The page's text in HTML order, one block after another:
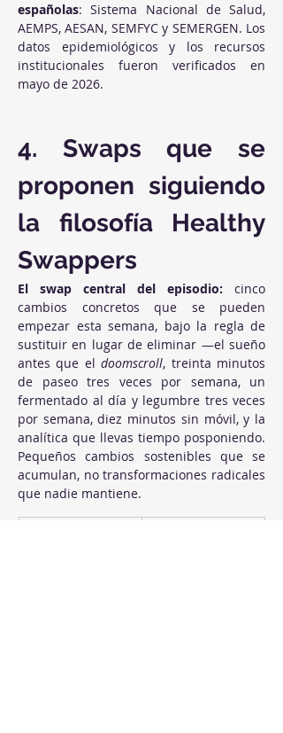
españolas: Sistema Nacional de Salud,
AEMPS, AESAN, SEMFYC y SEMERGEN. Los
datos epidemiológicos y los recursos
institucionales fueron verificados en
mayo de 2026.
4. Swaps que se
proponen siguiendo
la filosofía Healthy
Swappers
El swap central del episodio: cinco
cambios concretos que se pueden
empezar esta semana, bajo la regla de
sustituir en lugar de eliminar —el sueño
antes que el doomscroll, treinta minutos
de paseo tres veces por semana, un
fermentado al día y legumbre tres veces
por semana, diez minutos sin móvil, y la
analítica que llevas tiempo posponiendo.
Pequeños cambios sostenibles que se
acumulan, no transformaciones radicales
que nadie mantiene.